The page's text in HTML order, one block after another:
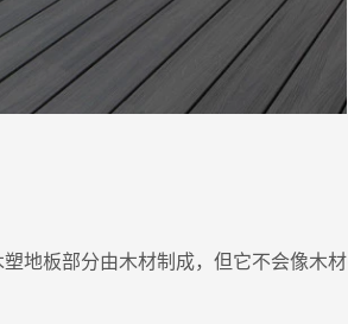
地板部分由木材制成，但它不会像木材